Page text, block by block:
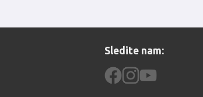
Sledite nam: